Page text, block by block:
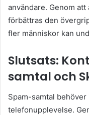
användare. Genom
förbättras den
fler människor kan
Slutsats:
samtal och
Spam-samtal
telefonupplevelse.